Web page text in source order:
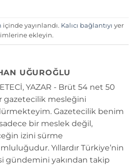
içinde yayınlandı. Kalıcı bağlantıyı yer
imlerine ekleyin.
UĞUROĞLU
YAZAR - Brüt 54 net 50
gazetecilik mesleğini
Gazetecilik benim
bir meslek değil,
izini sürme
Yıllardır Türkiye’nin
gündemini yakından takip